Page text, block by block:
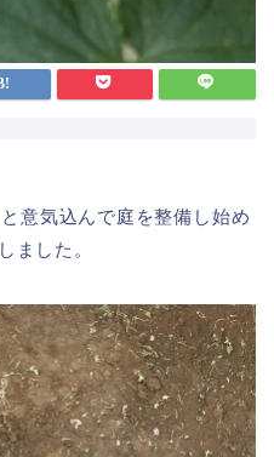
意気込んで庭を整備し始め
ました。